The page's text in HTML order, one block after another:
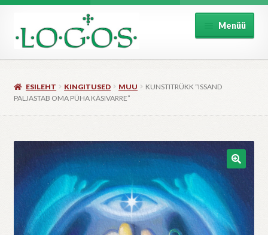
navigeerimisele
sisu
juurde
Menüü
Raamat
Kingitused
Kirikutarbed
Perioodika
ESILEHT KINGITUSED MUU
KUNSTITRÜKK “ISSAND
PALJASTAB OMA PÜHA KÄSIVARRE”